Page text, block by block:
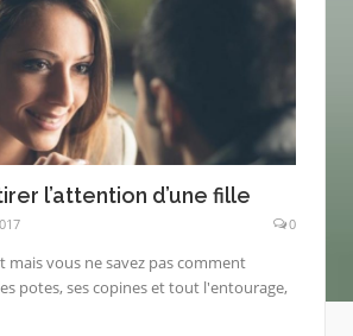
l’attention d’une fille
0
mais vous ne savez pas comment
potes, ses copines et tout l'entourage,